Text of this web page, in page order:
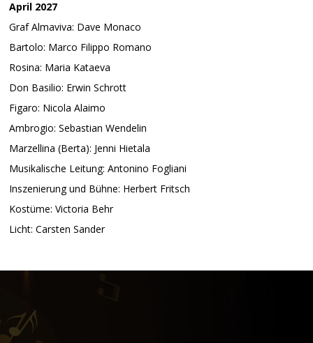
April 2027
Graf Almaviva: Dave Monaco
Bartolo: Marco Filippo Romano
Rosina: Maria Kataeva
Don Basilio: Erwin Schrott
Figaro: Nicola Alaimo
Ambrogio: Sebastian Wendelin
Marzellina (Berta): Jenni Hietala
Musikalische Leitung: Antonino Fogliani
Inszenierung und Bühne: Herbert Fritsch
Kostüme: Victoria Behr
Licht: Carsten Sander